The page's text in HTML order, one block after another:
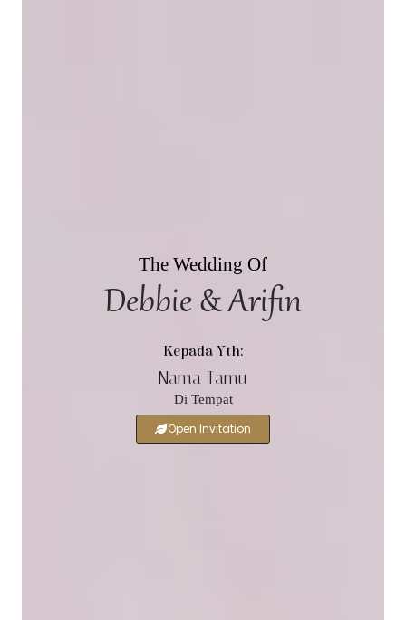
The Wedding Of
Debbie & Arifin
Kepada Yth:
Nama Tamu
Di Tempat
Open Invitation